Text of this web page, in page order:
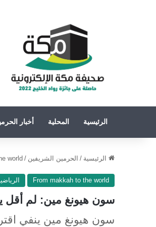
الرئيسية المحلية أخبار
الرئيسية / الحرمين الشريفين /
world
From makkah to the world
سون هيونغ مين: لم أقل
سون هيونغ مين ينفي